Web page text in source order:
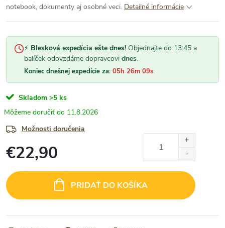
notebook, dokumenty aj osobné veci. Detailné informácie
⚡ Blesková expedícia ešte dnes! Objednajte do 13:45 a
balíček odovzdáme dopravcovi dnes.
Koniec dnešnej expedície za: 05h 26m 08s
Skladom >5 ks
11.8.2026
Možnosti doručenia
€22,90
cena:
PRIDAŤ DO KOŠÍKA